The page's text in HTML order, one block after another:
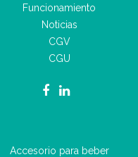
Funcionamiento
Noticias
CGV
CGU
Accesorio para beber